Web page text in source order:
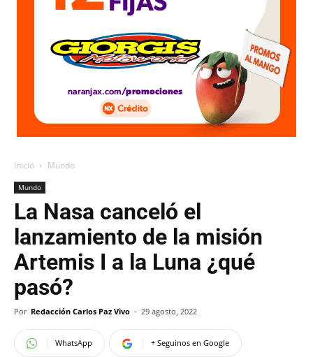
Inicio Mundo
Mundo
La Nasa canceló el
lanzamiento de la misión
Artemis I a la Luna ¿qué
pasó?
Por Redacción Carlos Paz Vivo - 29 agosto, 2022
WhatsApp + Seguinos en Google